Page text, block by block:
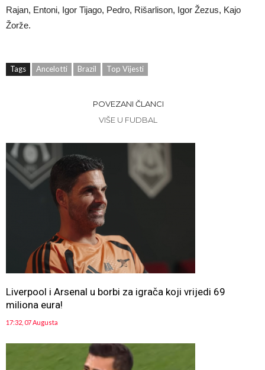
Rajan, Entoni, Igor Tijago, Pedro, Rišarlison, Igor Žezus, Kajo
Žorže.
Tags Ancelotti Brazil Top Vijesti
POVEZANI ČLANCI
VIŠE U FUDBAL
Liverpool i Arsenal u borbi za igrača koji vrijedi 69
miliona eura!
17:32, 07 Augusta